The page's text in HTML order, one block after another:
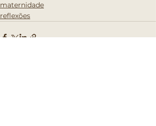
maternidade
reflexões